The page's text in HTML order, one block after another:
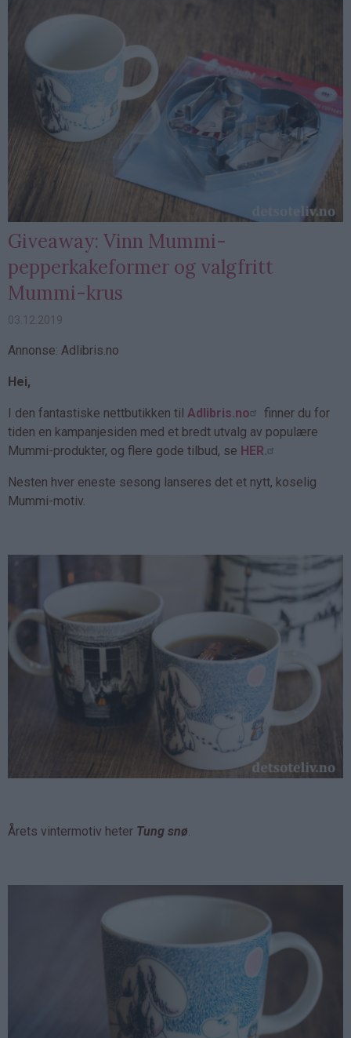
Giveaway: Vinn Mummi-
pepperkakeformer og valgfritt
Mummi-krus
03.12.2019
Annonse: Adlibris.no
Hei,
I den fantastiske nettbutikken til Adlibris.no
finner du for
tiden en kampanjesiden med et bredt utvalg av populære
Mummi-produkter, og flere gode tilbud, se HER.
Nesten hver eneste sesong lanseres det et nytt, koselig
Mummi-motiv.
Årets vintermotiv heter Tung snø.